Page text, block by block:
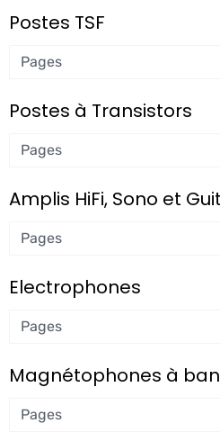
Postes TSF
Postes à Transistors
Amplis HiFi, Sono et
Electrophones
Magnétophones à